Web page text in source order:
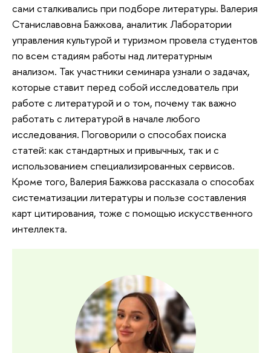
сами сталкивались при подборе литературы. Валерия
Станиславовна Бажкова, аналитик Лаборатории
управления культурой и туризмом провела студентов
по всем стадиям работы над литературным
анализом. Так участники семинара узнали о задачах,
которые ставит перед собой исследователь при
работе с литературой и о том, почему так важно
работать с литературой в начале любого
исследования. Поговорили о способах поиска
статей: как стандартных и привычных, так и с
использованием специализированных сервисов.
Кроме того, Валерия Бажкова рассказала о способах
систематизации литературы и пользе составления
карт цитирования, тоже с помощью искусственного
интеллекта.